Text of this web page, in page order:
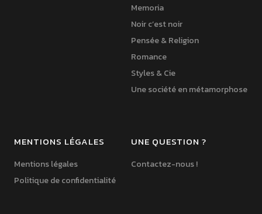
Memoria
Noir c’est noir
Pensée & Religion
Romance
Styles & Cie
Une société en métamorphose
MENTIONS LÉGALES
Mentions légales
Politique de confidentialité
UNE QUESTION ?
Contactez-nous !